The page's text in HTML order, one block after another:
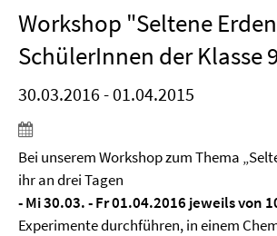
Workshop "Seltene
SchülerInnen der Klasse
30.03.2016 - 01.04.2015
Bei unserem Workshop zum Thema
ihr an drei Tagen
- Mi 30.03. - Fr 01.04.2016 jeweils von
Experimente durchführen, in einem